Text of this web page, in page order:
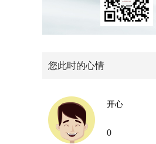
您此时的心情
开心
0